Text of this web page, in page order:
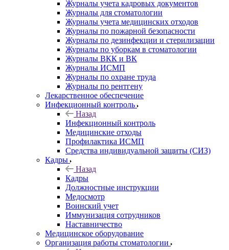
Журналы учета кадровых документов
Журналы для стоматологии
Журналы учета медицинских отходов
Журналы по пожарной безопасности
Журналы по дезинфекции и стерилизации
Журналы по уборкам в стоматологии
Журналы ВКК и ВК
Журналы ИСМП
Журналы по охране труда
Журналы по рентгену
Лекарственное обеспечение
Инфекционный контроль
Назад
Инфекционный контроль
Медицинские отходы
Профилактика ИСМП
Средства индивидуальной защиты (СИЗ)
Кадры
Назад
Кадры
Должностные инструкции
Медосмотр
Воинский учет
Иммунизация сотрудников
Наставничество
Медицинское оборудование
Организация работы стоматологии